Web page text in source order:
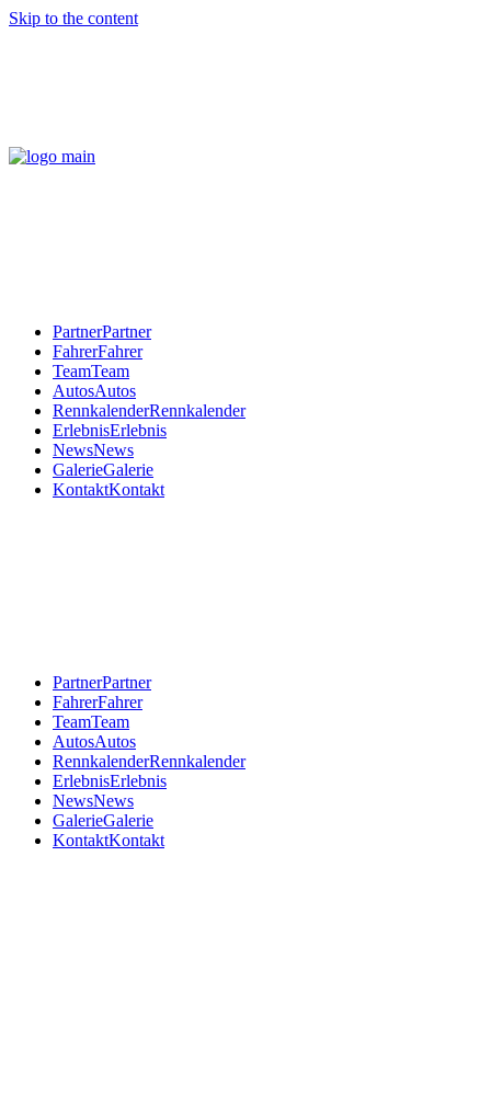
Skip to the content
PartnerPartner
FahrerFahrer
TeamTeam
AutosAutos
RennkalenderRennkalender
ErlebnisErlebnis
NewsNews
GalerieGalerie
KontaktKontakt
PartnerPartner
FahrerFahrer
TeamTeam
AutosAutos
RennkalenderRennkalender
ErlebnisErlebnis
NewsNews
GalerieGalerie
KontaktKontakt